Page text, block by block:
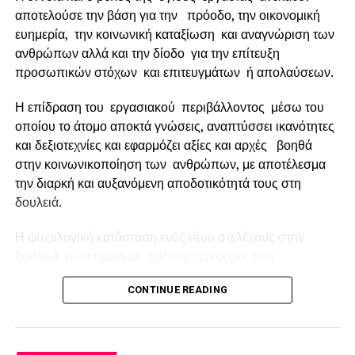
Η ΑΝΕΔΗΚ ΚΡΗΤΙΚΟΣ συνεχίζει την επέκταση του
στην ανθρώπινη, φιλική εξυπηρέτηση ενός μικρού
παντοπωλείου και στις αξίες της, την οικονομία και τη
φροντίδα να φέρνει κάθε μέρα σε κάθε γειτονιά φρέσκα
προϊόντα υψηλής ποιότητας, γεύσεις από τον τόπο μας,
αγαπημένες μάρκες και είδη που καλύπτουν τις ανάγκες
των καταναλωτών σε ένα όμορφο και φιλικό περιβάλλον.
ΚΡΗΤΙΚΟΣ: η αυθεντικότητα, η ποιότητα, η οικονομία, η
αποτελούσε την βάση για την πρόοδο, την οικονομική
ευημερία, την κοινωνική καταξίωση και αναγνώριση των
ανθρώπων αλλά και την δίοδο για την επίτευξη
προσωπικών στόχων και επιτευγμάτων ή απολαύσεων.
Η επίδραση του εργασιακού περιβάλλοντος μέσω του
οποίου το άτομο αποκτά γνώσεις, αναπτύσσει ικανότητες
και δεξιοτεχνίες και εφαρμόζει αξίες και αρχές βοηθά
στην κοινωνικοποίηση των ανθρώπων, με αποτέλεσμα
την διαρκή και αυξανόμενη αποδοτικότητά τους στη
δουλειά.
Η ψυχολογική κατάσταση ενός νέου στελέχους στην
παρουσιάζει κάποιος που αργοπορεί σε μια κοινωνική
Επειδή αισθάνεται άβολα , αμήχανα και περίεργα ίσως το
πιο πιθανόν είναι να μην δύναται να εκφραστεί άνετα και
CONTINUE READING